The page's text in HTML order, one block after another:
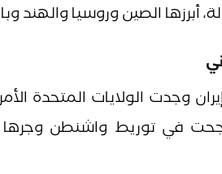
وجدت الولايات المتحدة
نجحت في توريط واشنطن